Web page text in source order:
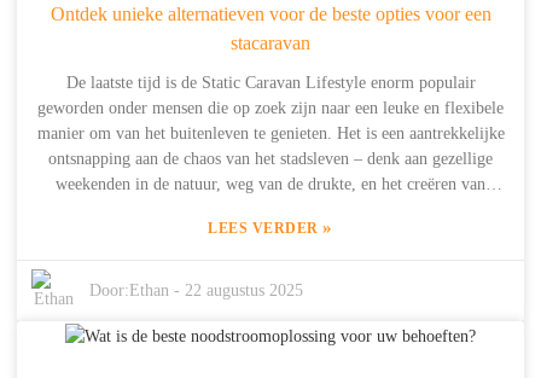
slimme energieoplossingen voor zowel particulieren als mensen in
de natuur – zodat kampeerders kunnen rekenen op betrouwbare,
soort ontwikkelingen maakt het leven niet alleen gemakkelijker,
maar ook veel leuker. Dus, als je je voorbereidt op je volgende reis,
is het de moeite waard om te kijken hoe deze nieuwe tools de
spelregels voor outdooravonturen veranderen.
Ontdek unieke alternatieven voor de beste opties voor een
stacaravan
De laatste tijd is de Static Caravan Lifestyle enorm populair
geworden onder mensen die op zoek zijn naar een leuke en flexibele
manier om van het buitenleven te genieten. Het is een aantrekkelijke
ontsnapping aan de chaos van het stadsleven – denk aan gezellige
weekenden in de natuur, weg van de drukte, en het creëren van
punt: naast de klassieke stacaravans zijn er ook een aantal behoorlijk
Bij Shanghai Dowell Technology Co. Ltd. begrijpen we volledig
we aan een aantal geavanceerde energieopslagoplossingen die je
LEES VERDER»
Door:Ethan -22 augustus 2025